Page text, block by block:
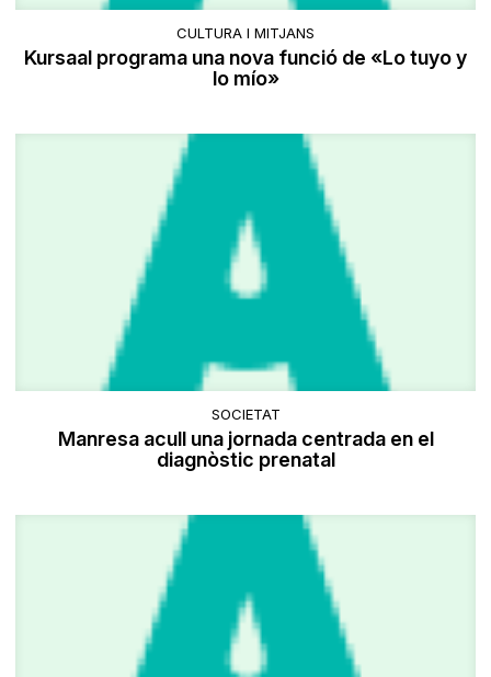
CULTURA I MITJANS
Kursaal programa una nova funció de «Lo tuyo y
lo mío»
SOCIETAT
Manresa acull una jornada centrada en el
diagnòstic prenatal